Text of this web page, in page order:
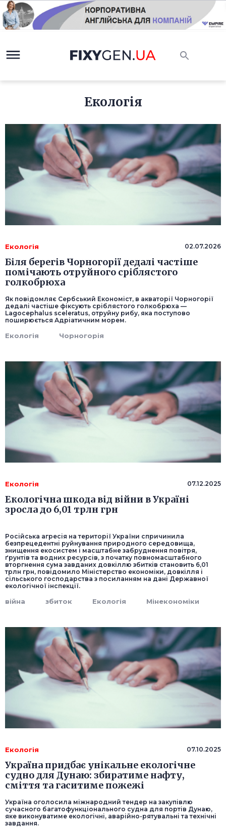
Екологія
Екологія 02.07.2026
Біля берегів Чорногорії дедалі частіше
помічають отруйного сріблястого
голкобрюха
Як повідомляє Сербський Економіст, в акваторії Чорногорії
дедалі частіше фіксують сріблястого голкобрюха —
Lagocephalus sceleratus, отруйну рибу, яка поступово
поширюється Адріатичним морем.
Екологія Чорногорія
Екологія 07.12.2025
Екологічна шкода від війни в Україні
зросла до 6,01 трлн грн
Російська агресія на території України спричинила
безпрецедентні руйнування природного середовища,
знищення екосистем і масштабне забруднення повітря,
ґрунтів та водних ресурсів, з початку повномасштабного
вторгнення сума завданих довкіллю збитків становить 6,01
трлн грн, повідомило Міністерство економіки, довкілля і
сільського господарства з посиланням на дані Державної
екологічної інспекції.
війна збиток Екологія Мінекономіки
Екологія 07.10.2025
Україна придбає унікальне екологічне
судно для Дунаю: збиратиме нафту,
сміття та гаситиме пожежі
Україна оголосила міжнародний тендер на закупівлю
сучасного багатофункціонального судна для портів Дунаю,
яке виконуватиме екологічні, аварійно-рятувальні та технічні
завдання.